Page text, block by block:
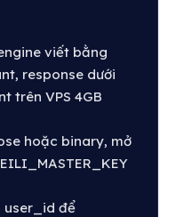
viết bằng
response dưới
trên VPS 4GB
hoặc binary, mở
user_id để